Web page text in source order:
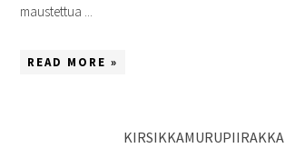
maustettua ...
READ MORE »
KIRSIKKAMURUPIIRAKKA